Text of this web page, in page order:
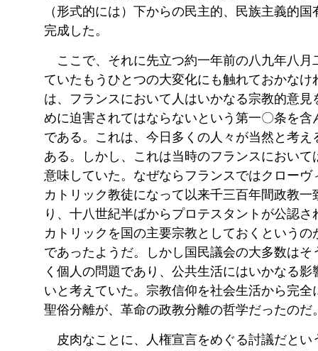
（形式的には）下からの民主的、民族主義的
完成した。
ここで、それに先立つ約一年前の八九年八月
ていたもうひとつの大変化にも触れておかなけ
は、フランスにおいて人はいかなる宗教的意見
めに迫害されてはならないという第一〇条を含
である。これは、今日多くの人々が当然と考え
ある。しかし、これは当時のフランスにおいて
意味していた。なぜならフランスではクローヴ
カトリック教徒になって以来千三百年間政教一
り、十八世紀半ばからプロテスタントが公認
カトリックを国の主要宗教としておくというの
であったようだ。しかし国民議会の大多数はそ
く個人の問題であり、公共生活にはいかなる
いと考えていた。宗教信仰を社会生活から完全
聖俗分離が、革命の政教分離の哲学だったのだ
皮肉なことに、人権宣言をめぐる討議だとい